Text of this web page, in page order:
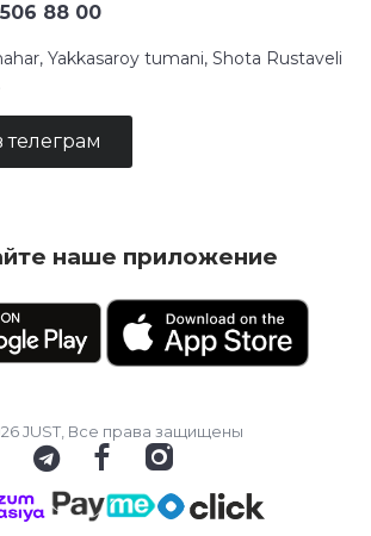
88 00
Yakkasaroy tumani, Shota Rustaveli
телеграм
наше приложение
JUST, Все права защищены